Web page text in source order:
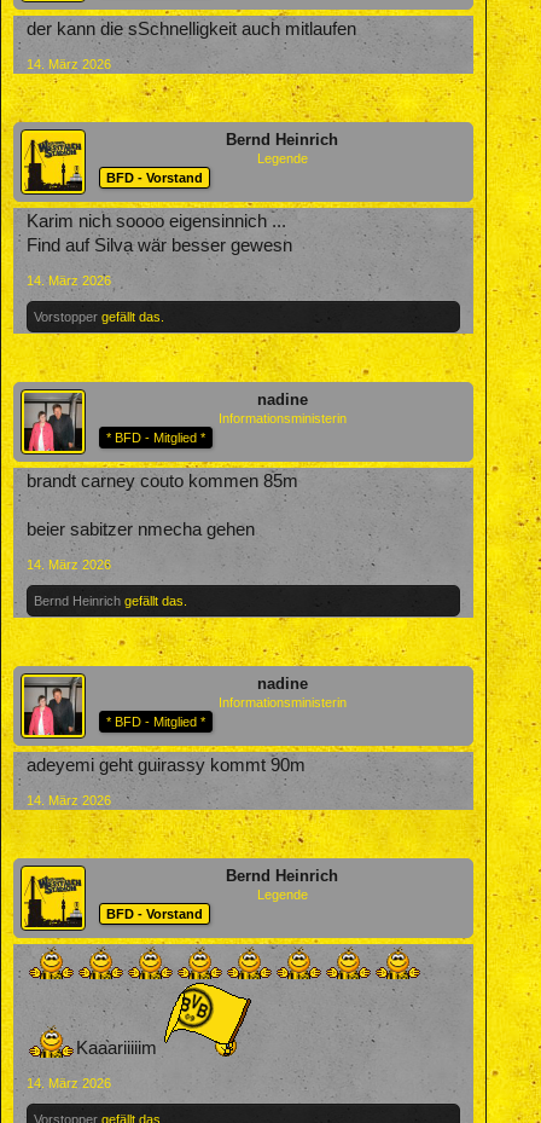
der kann die sSchnelligkeit auch mitlaufen
14. März 2026
Bernd Heinrich
Legende
BFD - Vorstand
Karim nich soooo eigensinnich ...
Find auf Silva wär besser gewesn
14. März 2026
Vorstopper gefällt das.
nadine
Informationsministerin
* BFD - Mitglied *
brandt carney couto kommen 85m
beier sabitzer nmecha gehen
14. März 2026
Bernd Heinrich gefällt das.
nadine
Informationsministerin
* BFD - Mitglied *
adeyemi geht guirassy kommt 90m
14. März 2026
Bernd Heinrich
Legende
BFD - Vorstand
Kaaariiiiim
14. März 2026
Vorstopper gefällt das.